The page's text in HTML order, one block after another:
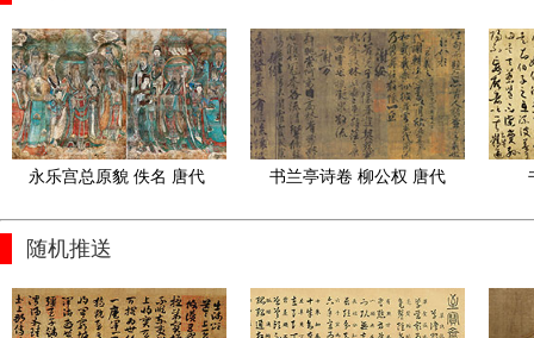
永乐宫总原貌 佚名 唐代
书兰亭诗卷 柳公权 唐代
随机推送